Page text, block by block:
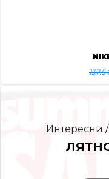
Интересни